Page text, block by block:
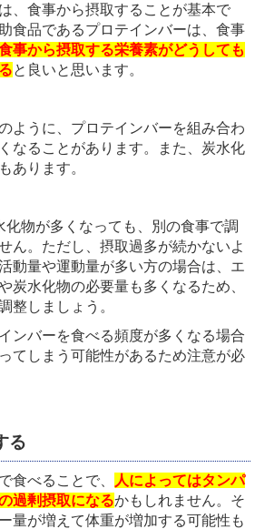
、食事から摂取することが基本で
食品であるプロテインバーは、食事
事から摂取する栄養素がどうしても
と良いと思います。
ように、プロテインバーを組み合わ
なることがあります。また、炭水化
あります。
化物が多くなっても、別の食事で調
ん。ただし、摂取過多が続かないよ
動量や運動量が多い方の場合は、エ
炭水化物の必要量も多くなるため、
整しましょう。
ンバーを食べる頻度が多くなる場合
てしまう可能性があるため注意が必
る
食べることで、
人によってはタンパ
過剰摂取になるかもしれません。そ
量が増えて体重が増加する可能性も